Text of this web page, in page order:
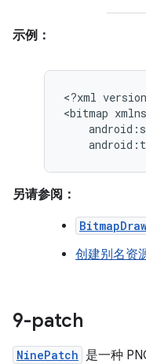
示例：
<?xml
<bitmap
另请参阅：
创建别名资
9-patch
NinePatch 是一种